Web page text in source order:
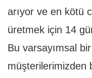
arıyor ve en kötü
üretmek için 14
Bu varsayımsal
müşterilerimizden